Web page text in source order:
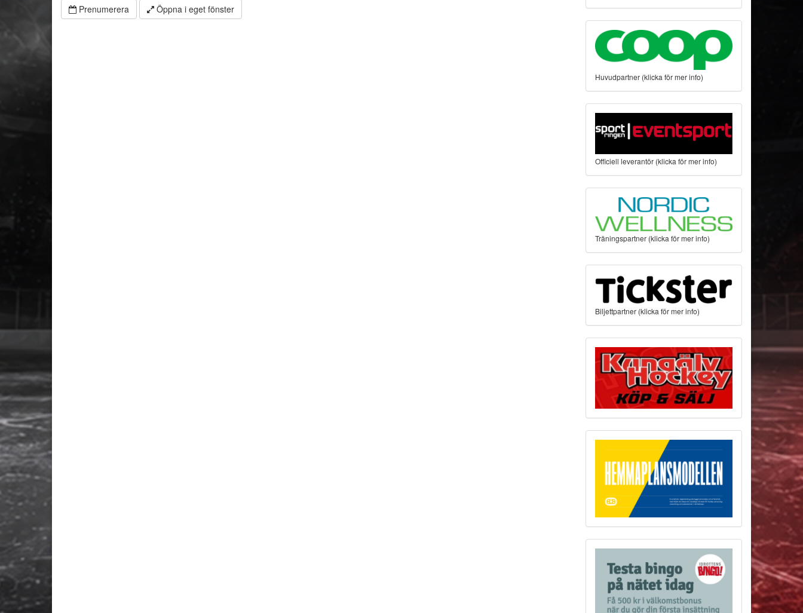
Prenumerera Öppna i eget fönster
Huvudpartner (klicka för mer info)
Officiell leverantör (klicka för mer info)
Träningspartner (klicka för mer info)
Biljettpartner (klicka för mer info)